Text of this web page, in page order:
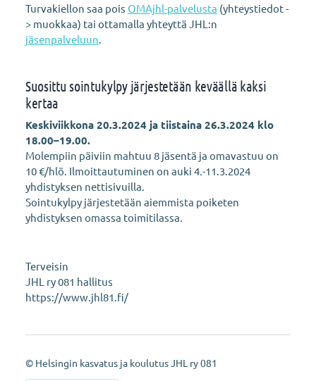
Turvakiellon saa pois OMAjhl-palvelusta (yhteystiedot -
> muokkaa) tai ottamalla yhteyttä JHL:n
jäsenpalveluun
Suosittu sointukylpy järjestetään keväällä kaksi
kertaa
Keskiviikkona 20.3.2024 ja tiistaina 26.3.2024 klo
18.00–19.00.
Molempiin päiviin mahtuu 8 jäsentä ja omavastuu on
10 €/hlö. Ilmoittautuminen on auki 4.-11.3.2024
yhdistyksen nettisivuilla.
Sointukylpy järjestetään aiemmista poiketen
yhdistyksen omassa toimitilassa.
Terveisin
JHL ry 081 hallitus
https://www.jhl81.fi/
© Helsingin kasvatus ja koulutus JHL ry 081